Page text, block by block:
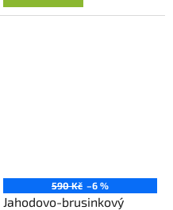
590 Kč –6 %
Jahodovo-brusinkový